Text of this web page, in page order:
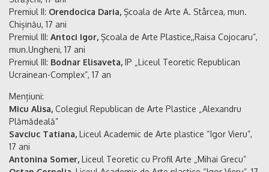
Premiul II: Orendocica Daria, Școala de Arte A. Stârcea, mun.
Chișinău, 17 ani
Premiul III: Antoci Igor, Școala de Arte Plastice,,Raisa Cojocaru”,
mun.Ungheni, 17 ani
Premiul III: Bodnar Elisaveta, IP „Liceul Teoretic Republican
Ucrainean-Complex”, 17 an
Mențiuni:
Micu Alisa, Colegiul Republican de Arte Plastice „Alexandru
Plămădeală”
Savciuc Tatiana, Liceul Academic de Arte plastice “Igor Vieru”,
17 ani
Antonina Somer, Liceul Teoretic cu Profil Arte „Mihai Grecu”